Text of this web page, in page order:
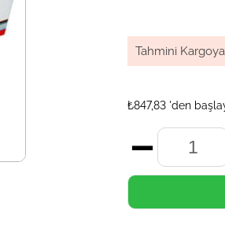
Tahmini
₺847,83 'den